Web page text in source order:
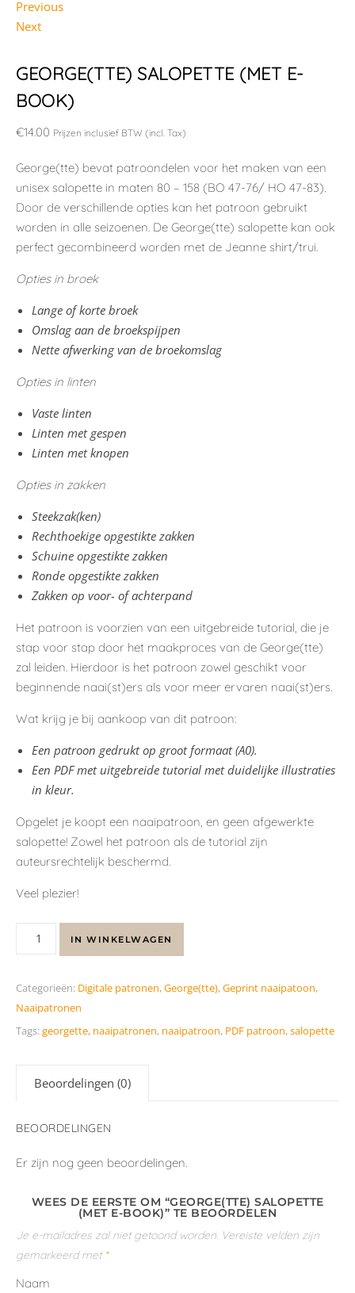
Previous
Next
GEORGE(TTE) SALOPETTE (MET E-
BOOK)
€14.00 Prijzen inclusief BTW (incl. Tax)
George(tte) bevat patroondelen voor het maken van een
unisex salopette in maten 80 – 158 (BO 47-76/ HO 47-83).
Door de verschillende opties kan het patroon gebruikt
worden in alle seizoenen. De George(tte) salopette kan ook
perfect gecombineerd worden met de Jeanne shirt/trui.
Opties in broek
Lange of korte broek
Omslag aan de broekspijpen
Nette afwerking van de broekomslag
Opties in linten
Vaste linten
Linten met gespen
Linten met knopen
Opties in zakken
Steekzak(ken)
Rechthoekige opgestikte zakken
Schuine opgestikte zakken
Ronde opgestikte zakken
Zakken op voor- of achterpand
Het patroon is voorzien van een uitgebreide tutorial, die je
stap voor stap door het maakproces van de George(tte)
zal leiden. Hierdoor is het patroon zowel geschikt voor
beginnende naai(st)ers als voor meer ervaren naai(st)ers.
Wat krijg je bij aankoop van dit patroon:
Een patroon gedrukt op groot formaat (A0).
Een PDF met uitgebreide tutorial met duidelijke illustraties
in kleur.
Opgelet je koopt een naaipatroon, en geen afgewerkte
salopette! Zowel het patroon als de tutorial zijn
auteursrechtelijk beschermd.
Veel plezier!
IN WINKELWAGEN
Categorieën: Digitale patronen,George(tte),Geprint naaipatoon,
Naaipatronen
Tags:georgette, naaipatronen, naaipatroon, PDF patroon,salopette
Beoordelingen (0)
BEOORDELINGEN
Er zijn nog geen beoordelingen.
WEES DE EERSTE OM “GEORGE(TTE) SALOPETTE
(MET E-BOOK)” TE BEOORDELEN
Je e-mailadres zal niet getoond worden. Vereiste velden zijn
gemarkeerd met *
Naam